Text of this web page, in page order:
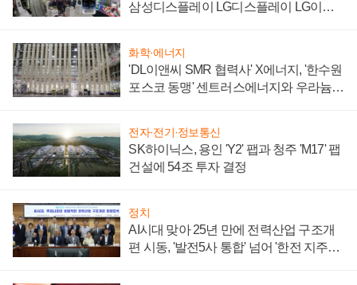
삼성디스플레이 LG디스플레이 LG이노
화학·에너지
'DL이앤씨 SMR 협력사' X에너지, '한수원
포스코 동맹' 센트러스에너지와 우라늄
전자·전기·정보통신
SK하이닉스, 용인 'Y2' 팹과 청주 'M17' 팹
건설에 54조 투자 결정
정치
AI시대 맞아 25년 만에 전력산업 구조개
편 시동, '발전5사 통합' 넘어 '한전 지주사'